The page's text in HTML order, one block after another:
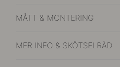
MÅTT & MONTERING
MER INFO & SKÖTSELRÅD